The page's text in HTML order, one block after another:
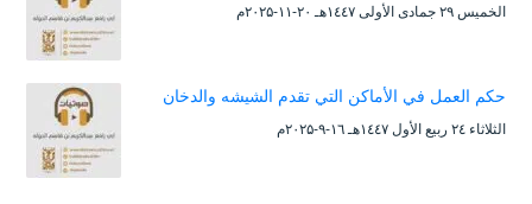
الخميس ۲۹ جمادى الأولى ۱٤٤۷هـ ۲۰-۱۱-۲۰۲۵م
حكم العمل في الأماكن التي تقدم الشيشه والدخان
الثلاثاء ۲٤ ربيع الأول ۱٤٤۷هـ ۱٦-۹-۲۰۲۵م